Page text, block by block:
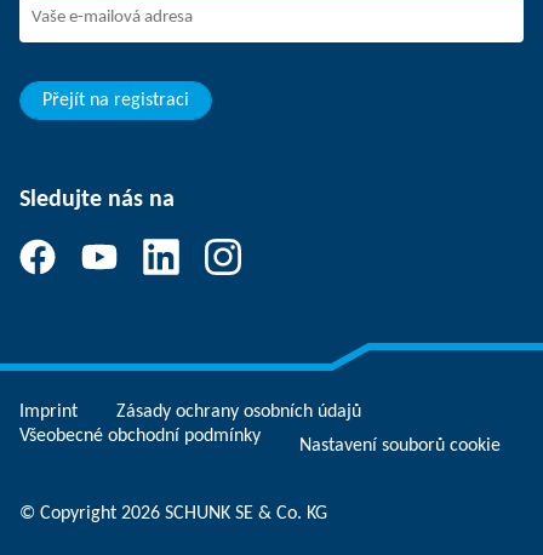
Nástup do firmy SCHUNK
Vaše výhody
Přejít na registraci
Sledujte nás na
Imprint
Zásady ochrany osobních údajů
Všeobecné obchodní podmínky
Nastavení souborů cookie
© Copyright 2026 SCHUNK SE & Co. KG